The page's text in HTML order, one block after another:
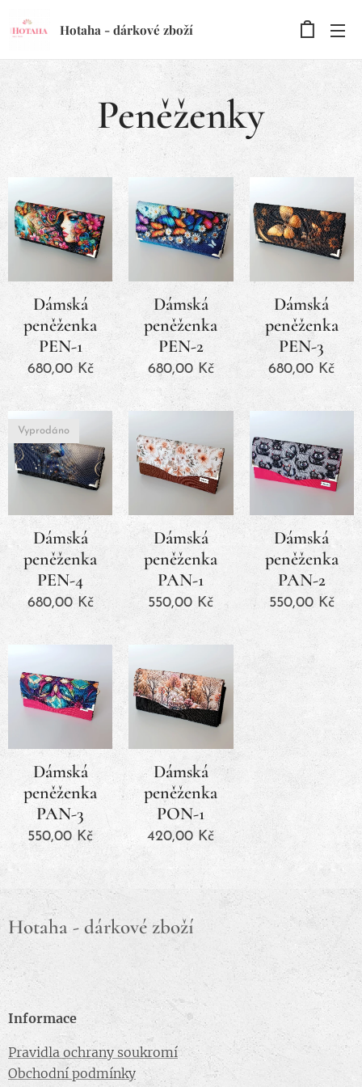
Hotaha - dárkové zboží
Peněženky
Dámská
peněženka
PEN-1
680,00Kč
Dámská
peněženka
PEN-2
680,00Kč
Dámská
peněženka
PEN-3
680,00 Kč
Dámská
peněženka
PEN-4
Vyprodáno
680,00Kč
Dámská
peněženka
PAN-1
550,00 Kč
Dámská
peněženka
PAN-2
550,00Kč
Dámská
peněženka
PAN-3
550,00 Kč
Dámská
peněženka
PON-1
420,00 Kč
Hotaha - dárkové zboží
Informace
Pravidla ochrany soukromí
Obchodní podmínky